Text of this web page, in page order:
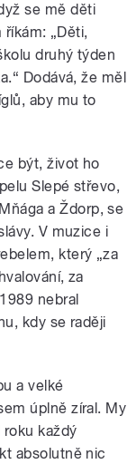
se mě děti
„Děti,
druhý týden
Dodává, že měl
aby mu to
být, život ho
Slepé střevo,
a Ždorp, se
V muzice i
který „za
za
nebral
kdy se raději
a velké
úplně zíral. My
každý
absolutně nic